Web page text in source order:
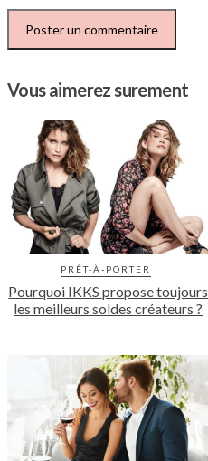
Vous aimerez surement
PRÊT-À-PORTER
Pourquoi IKKS propose toujours
les meilleurs soldes créateurs ?